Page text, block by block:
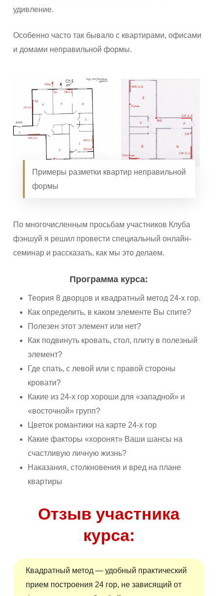
удивление.
Особенно часто так бывало с квартирами, офисами
и домами неправильной формы.
Примеры разметки квартир неправильной
формы
По многочисленным просьбам участников Клуба
фэншуй я решил провести специальный онлайн-
семинар и рассказать, как мы это делаем.
Программа курса:
Теория 8 дворцов и квадратный метод 24-х гор.
Как определить, в каком элементе Вы спите?
Полезен этот элемент или нет?
Как подвинуть кровать, стол, плиту в полезный
элемент?
Где спать, с левой или с правой стороны
кровати?
Какие из 24-х гор хороши для «западной» и
«восточной» групп?
Цветок романтики на карте 24-х гор
Какие факторы «хоронят» Ваши шансы на
счастливую личную жизнь?
Наказания, столкновения и вред на плане
квартиры
Отзыв участника
курса:
Квадратный метод — удобный практический
прием построения 24 гор, не зависящий от